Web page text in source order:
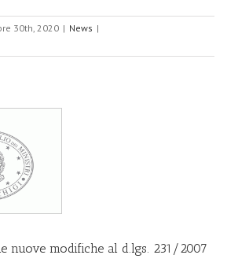
30th, 2020 | News |
nuove modifiche al d.lgs. 231/2007